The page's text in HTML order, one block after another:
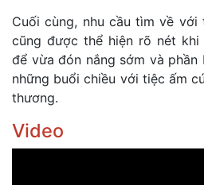
Cuối cùng, nhu cầu tìm về với
cũng được thể hiện rõ nét
để vừa đón nắng sớm và phần
những buổi chiều với tiệc ấm
thương.
Video